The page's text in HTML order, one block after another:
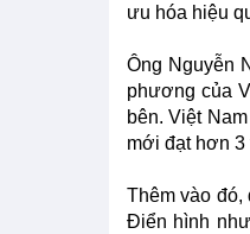
ưu hóa hiệu
Ông Nguyễn
phương của
bên. Việt
mới đạt hơn 3
Thêm vào
Điển hình